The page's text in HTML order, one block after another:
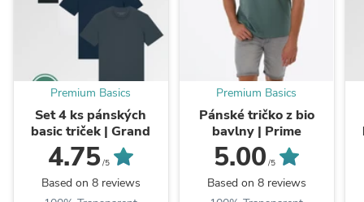
Premium Basics
Set 4 ks pánských
basic triček | Grand
4.75/5
Based on 8 reviews
Premium Basics
Pánské tričko z bio
bavlny | Prime
5.00 /5
Based on 8 reviews